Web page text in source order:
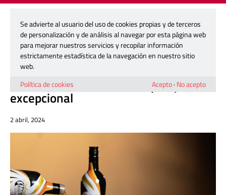
en un paraje excepcional
Mostra PROAVA 2024
Ladrón de Lunas: un proyecto
creciente asentado en un paraje
excepcional
2 abril, 2024
Se advierte al usuario del uso de cookies propias y de terceros
de personalización y de análisis al navegar por esta página web
para mejorar nuestros servicios y recopilar información
estrictamente estadística de la navegación en nuestro sitio
web.
Política de cookies
Acepto· No acepto